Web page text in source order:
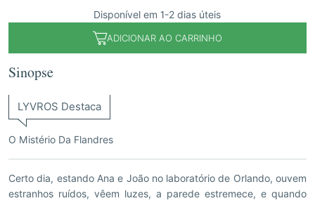
Disponível em 1-2 dias úteis
ADICIONAR AO CARRINHO
Sinopse
LYVROS Destaca
O Mistério Da Flandres
Certo dia, estando Ana e João no laboratório de Orlando, ouvem
estranhos ruídos, vêem luzes, a parede estremece, e quando